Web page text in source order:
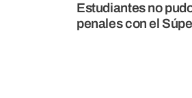
Estudiantes no
penales con el